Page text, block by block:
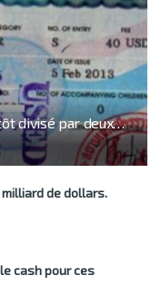
divisé par deux…
de dollars.
cash pour ces